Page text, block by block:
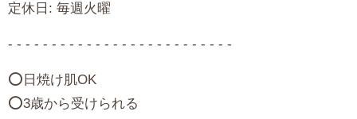
定休日: 毎週火曜
- - - - - - - - - - - - - - - - - - - - - - - - - -
⭕️日焼け肌OK
⭕️3歳から受けられる